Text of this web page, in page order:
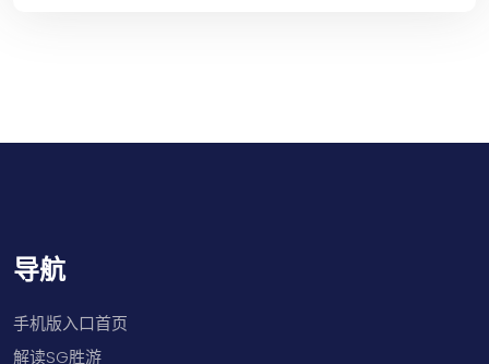
导航
手机版入口首页
解读SG胜游